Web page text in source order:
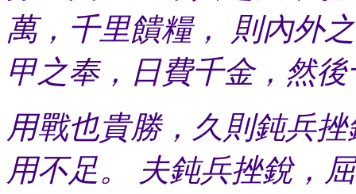
萬，千里饋糧， 則內外
甲之奉，日費千金，然
用戰也貴勝，久則鈍兵
用不足。 夫鈍兵挫銳，